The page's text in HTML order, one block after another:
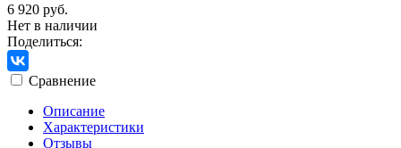
6 920 руб.
Нет в наличии
Поделиться:
Сравнение
Описание
Характеристики
Отзывы